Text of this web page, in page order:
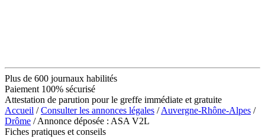
Plus de 600 journaux habilités
Paiement 100% sécurisé
Attestation de parution pour le greffe immédiate et gratuite
Accueil /Consulter les annonces légales /Auvergne-Rhône-Alpes /
Drôme / Annonce déposée : ASA V2L
Fiches pratiques et conseils